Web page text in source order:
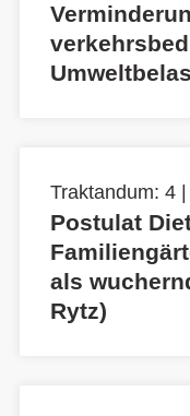
Traktandum: 4
Postulat
als
Rytz)